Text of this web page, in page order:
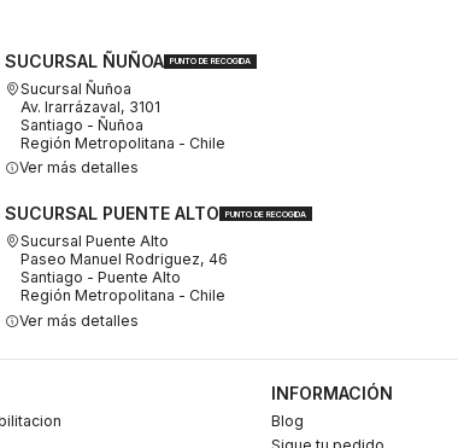
SUCURSAL ÑUÑOA PUNTO DE RECOGIDA
Sucursal Ñuñoa
Av. Irarrázaval, 3101
Santiago - Ñuñoa
Región Metropolitana - Chile
Ver más detalles
SUCURSAL PUENTE ALTO PUNTO DE RECOGIDA
Sucursal Puente Alto
Paseo Manuel Rodriguez, 46
Santiago - Puente Alto
Región Metropolitana - Chile
Ver más detalles
INFORMACIÓN
Blog